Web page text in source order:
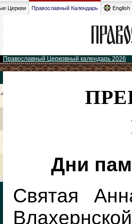
Церкви Православный Календарь English
Православный Церковный календарь 2026
Дни
Святая